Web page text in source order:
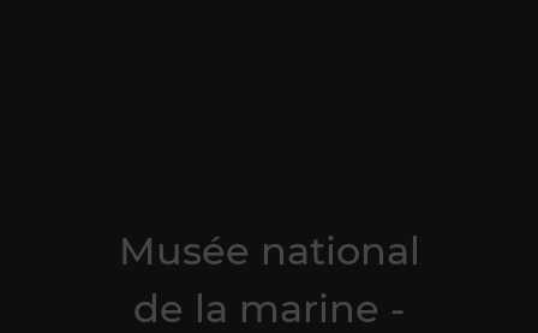
Musée national
de la marine -